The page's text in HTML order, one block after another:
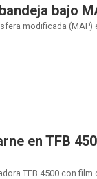
bajo
modificada (MAP)
en TFB
TFB 4500 con film